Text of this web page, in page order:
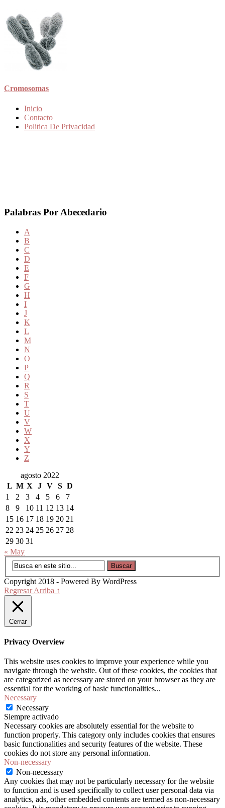
Cromosomas
Inicio
Contacto
Politica De Privacidad
Palabras Por Abecedario
A
B
C
D
E
F
G
H
I
J
K
L
M
N
O
P
Q
R
S
T
U
V
W
X
Y
Z
agosto 2022
L M X J V S D
1
2 3 4 5 6
7
8
9 10 11 12 13 14
15 16 17 18 19 20 21
22 23 24 25 26 27 28
29 30 31
« May
Copyright 2018 - Powered By WordPress
Regresar Arriba ↑
Cerrar
Privacy Overview
This website uses cookies to improve your experience while you
navigate through the website. Out of these cookies, the cookies that
are categorized as necessary are stored on your browser as they are
essential for the working of basic functionalities...
Necessary
Necessary
Siempre activado
Necessary cookies are absolutely essential for the website to
function properly. This category only includes cookies that ensures
basic functionalities and security features of the website. These
cookies do not store any personal information.
Non-necessary
Non-necessary
Any cookies that may not be particularly necessary for the website
to function and is used specifically to collect user personal data via
analytics, ads, other embedded contents are termed as non-necessary